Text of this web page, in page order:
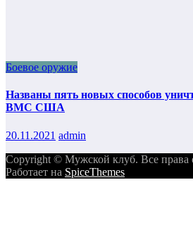
Боевое оружие
Названы пять новых способов
ВМС США
20.11.2021 admin
Copyright © Мужской клуб. Все права
Работает на SpiceThemes